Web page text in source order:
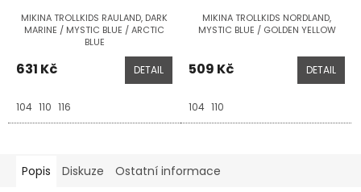
MIKINA TROLLKIDS RAULAND, DARK
MARINE / MYSTIC BLUE / ARCTIC
BLUE
631 Kč DETAIL
104 110 116
MIKINA TROLLKIDS NORDLAND,
MYSTIC BLUE / GOLDEN YELLOW
509 Kč DETAIL
104 110
Popis Diskuze Ostatní informace